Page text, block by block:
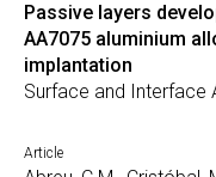
Passive layers
AA7075 aluminium
implantation
Surface and Interface
Article